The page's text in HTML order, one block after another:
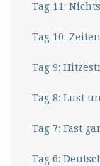
Tag 11:
Tag 10:
Tag 9:
Tag 8: Lust
Tag 7:
Tag 6: